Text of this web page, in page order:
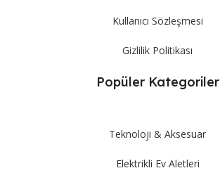
Kullanıcı Sözleşmesi
Gizlilik Politikası
Popüler Kategoriler
Teknoloji & Aksesuar
Elektrikli Ev Aletleri